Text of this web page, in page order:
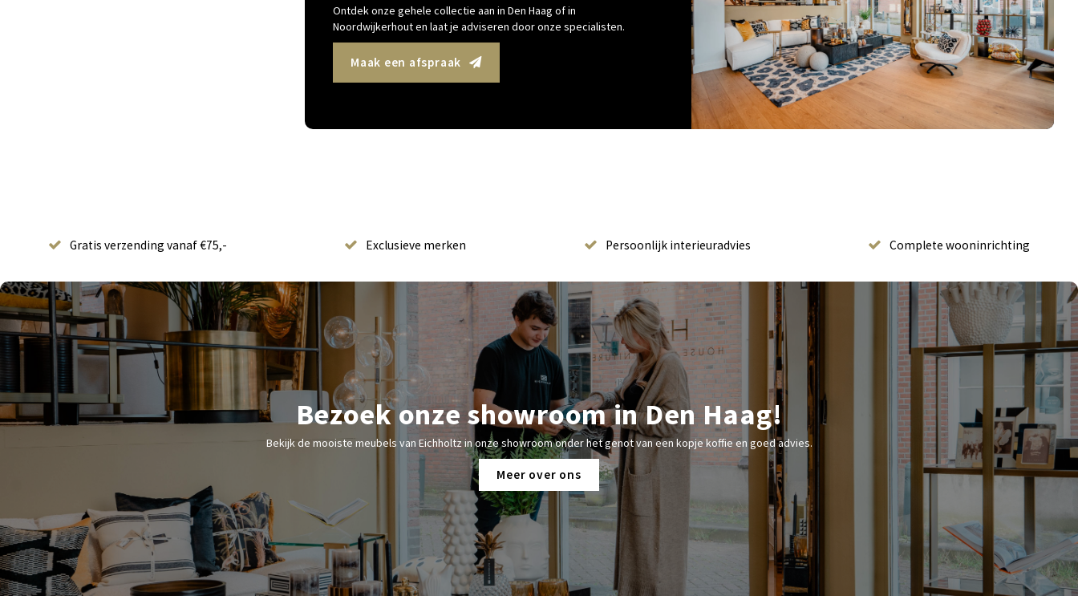
Ontdek onze gehele collectie aan in Den Haag of in
Noordwijkerhout en laat je adviseren door onze specialisten.
Maak een afspraak
Gratis verzending vanaf €75,- Exclusieve merken Persoonlijk interieuradvies Complete wooninrichting
Bezoek onze showroom in Den Haag!
Bekijk de mooiste meubels van Eichholtz in onze showroom onder het genot van een kopje koffie en goed advies.
Meer over ons